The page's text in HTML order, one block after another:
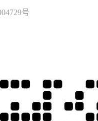
号